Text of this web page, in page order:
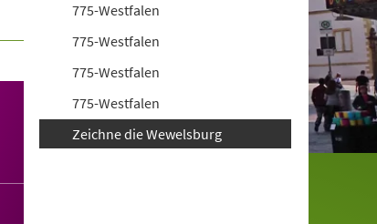
775-Westfalen
775-Westfalen
775-Westfalen
775-Westfalen
Zeichne die Wewelsburg